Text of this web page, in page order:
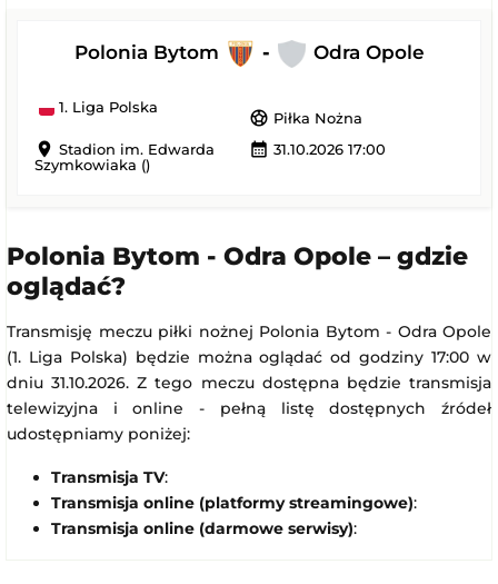
Polonia Bytom - Odra Opole
1. Liga Polska
sports_soccer Piłka Nożna
location_on Stadion im. Edwarda
Szymkowiaka ()
calendar_month 31.10.2026 17:00
Polonia Bytom - Odra Opole – gdzie
oglądać?
Transmisję meczu piłki nożnej Polonia Bytom - Odra Opole
(1. Liga Polska) będzie można oglądać od godziny 17:00 w
dniu 31.10.2026. Z tego meczu dostępna będzie transmisja
telewizyjna i online - pełną listę dostępnych źródeł
udostępniamy poniżej:
Transmisja TV:
Transmisja online (platformy streamingowe):
Transmisja online (darmowe serwisy):